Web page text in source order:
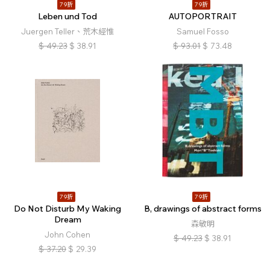
79折
Leben und Tod
Juergen Teller、荒木經惟
$ 49.23 $ 38.91
79折
AUTOPORTRAIT
Samuel Fosso
$ 93.01 $ 73.48
79折
Do Not Disturb My Waking
Dream
John Cohen
$ 37.20 $ 29.39
79折
B, drawings of abstract forms
森敏明
$ 49.23 $ 38.91